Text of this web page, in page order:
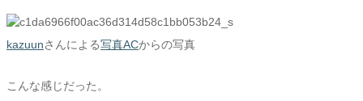
kazuunさんによる写真ACからの写真
こんな感じだった。